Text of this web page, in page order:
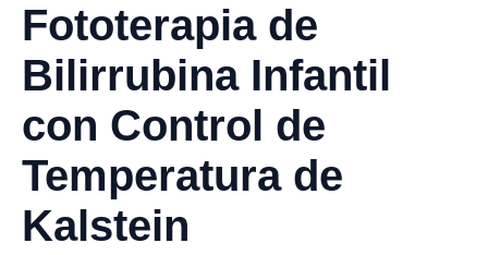
Fototerapia de
Bilirrubina Infantil
con Control de
Temperatura de
Kalstein